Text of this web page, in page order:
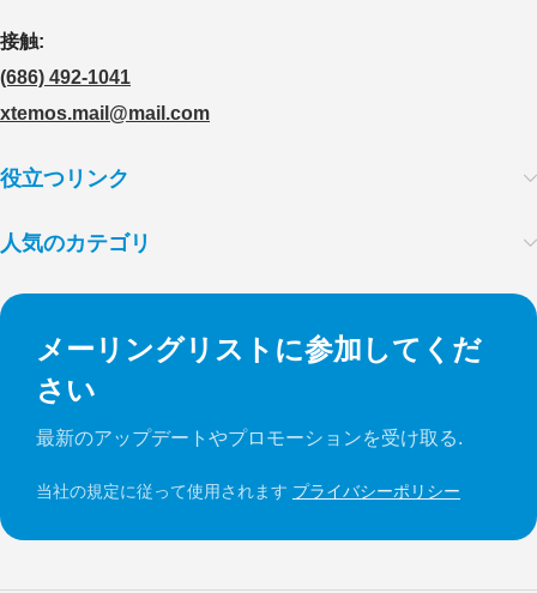
接触:
(686) 492-1041
xtemos.mail@mail.com
役立つリンク
人気のカテゴリ
メーリングリストに参加してくだ
さい
最新のアップデートやプロモーションを受け取る.
当社の規定に従って使用されます プライバシーポリシー